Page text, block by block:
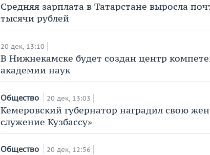
Средняя зарплата в Татарстане выросла
тысячи рублей
20 дек, 13:10
В Нижнекамске будет создан центр
академии наук
Общество 20 дек, 13:03
Кемеровский губернатор наградил свою
служение Кузбассу»
Общество 20 дек, 12:56